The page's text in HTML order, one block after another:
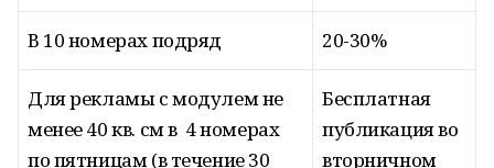
В 10 номерах подряд 20-30%
Для рекламы с модулем не
менее 40 кв. см в 4 номерах
по пятницам (в течение 30
Бесплатная
публикация во
вторничном